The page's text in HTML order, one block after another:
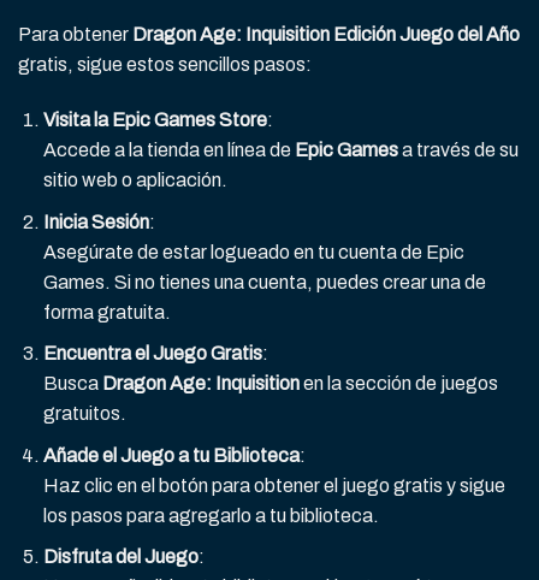
Para obtener Dragon Age: Inquisition Edición Juego del Año
gratis, sigue estos sencillos pasos:
Visita la Epic Games Store:
Accede a la tienda en línea de Epic Gamesa través de su
sitio web o aplicación.
Inicia Sesión:
Asegúrate de estar logueado en tu cuenta de Epic
Games. Si no tienes una cuenta, puedes crear una de
forma gratuita.
Encuentra el Juego Gratis:
Busca Dragon Age: Inquisitionen la sección de juegos
gratuitos.
Añade el Juego a tu Biblioteca:
Haz clic en el botón para obtener el juego gratis y sigue
los pasos para agregarlo a tu biblioteca.
Disfruta del Juego: